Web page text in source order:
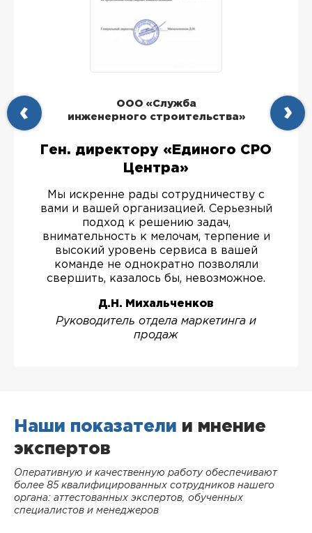
ООО «Служба
инженерного строительства»
Ген. директору «Единого СРО
Центра»
Мы искренне рады сотрудничеству с
вами и вашей организацией. Серьезный
подход к решению задач,
внимательность к мелочам, терпение и
высокий уровень сервиса в вашей
команде не однократно позволяли
свершить, казалось бы, невозможное.
Д.Н. Михальченков
Руководитель отдела маркетинга и
продаж
Наши показатели и мнение
экспертов
Оперативную и качественную работу обеспечивают
более 85 квалифицированных сотрудников нашего
органа: аттестованных экспертов, обученных
специалистов и менеджеров